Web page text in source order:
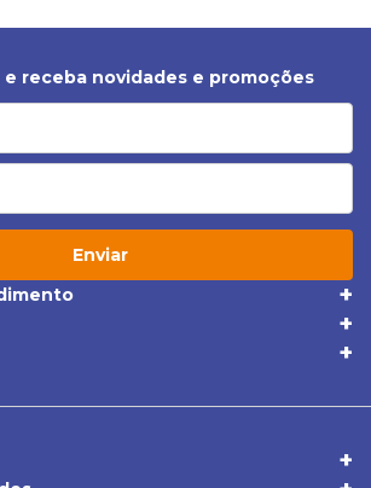
e receba novidades e promoções
Enviar
a Sex. das 8h às 18h